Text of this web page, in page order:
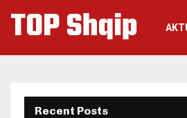
TOP Shqip
Recent Posts